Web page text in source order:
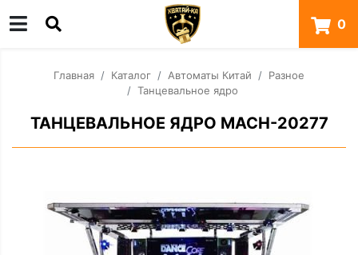
0
Главная Каталог Автоматы Китай
Разное
Танцевальное ядро
ТАНЦЕВАЛЬНОЕ ЯДРО MACH-20277